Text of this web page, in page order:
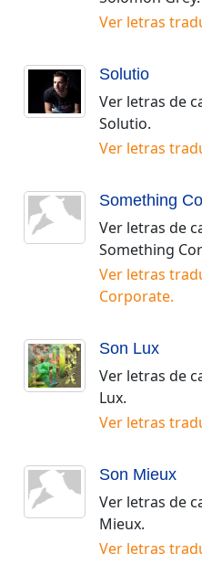
Ver letras
Solutio
Ver letras de
Solutio.
Ver letras
Something
Ver letras de
Something
Ver letras
Corporate.
Son Lux
Ver letras de
Lux.
Ver letras
Son Mieux
Ver letras de
Mieux.
Ver letras